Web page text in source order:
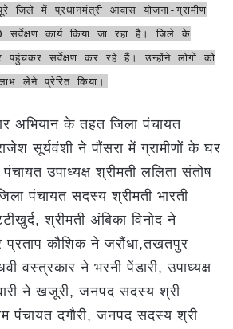
जिले में प्रधानमंत्री आवास योजना-ग्रामीण
कार्य किया जा रहा है। जिले के
पहुंचकर सर्वेक्षण कर रहे हैं। उन्होंने लोगों को
लेने प्रेरित किया।
अभियान के तहत जिला पंचायत
सूर्यवंशी ने पौंसरा में ग्रामीणों के घर
उपाध्यक्ष श्रीमती ललिता संतोष
पंचायत सदस्य श्रीमती भारती
श्रीमती अंबिका विनोद ने
प्रताप कौशिक ने जरौंधा,तखतपुर
वस्त्रकार ने भरनी पेंडारी, उपाध्यक्ष
ने खजूरी, जनपद सदस्य श्री
पंचायत दगौरी, जनपद सदस्य श्री